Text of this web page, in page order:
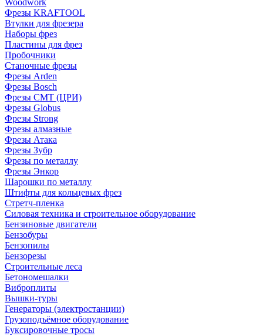
Woodwork
Фрезы KRAFTOOL
Втулки для фрезера
Наборы фрез
Пластины для фрез
Пробочники
Станочные фрезы
Фрезы Arden
Фрезы Bosch
Фрезы CMT (ЦРИ)
Фрезы Globus
Фрезы Strong
Фрезы алмазные
Фрезы Атака
Фрезы Зубр
Фрезы по металлу
Фрезы Энкор
Шарошки по металлу
Штифты для кольцевых фрез
Стретч-пленка
Силовая техника и строительное оборудование
Бензиновые двигатели
Бензобуры
Бензопилы
Бензорезы
Строительные леса
Бетономешалки
Виброплиты
Вышки-туры
Генераторы (электростанции)
Грузоподъёмное оборудование
Буксировочные тросы